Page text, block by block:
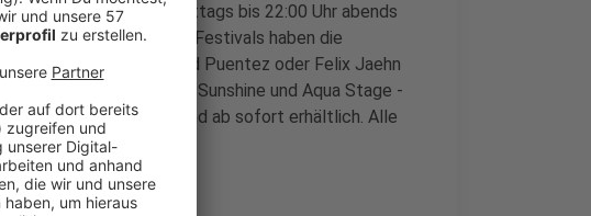
Von 12:00 Uhr mittags bis 22:00 Uhr abends
Im Eröffnungsjahr des Festivals haben die
Alle Farben, David Puentez oder Felix Jaehn
Auf zwei Bühnen - der Sunshine und Aqua Stage -
auftreten. Tickets sind ab sofort erhältlich. Alle
unten.